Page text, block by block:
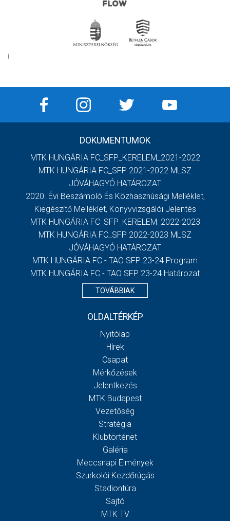
DOKUMENTUMOK
MTK HUNGÁRIA FC_SFP_KERELEM_2021-2022
MTK HUNGÁRIA FC_SFP 2021-2022 MLSZ
JÓVÁHAGYÓ HATÁROZAT
2020. Évi Beszámoló És Közhasznúsági Melléklet,
Kiegészítő Melléklet, Könyvvizsgálói Jelentés
MTK HUNGÁRIA FC_SFP_KERELEM_2022-2023
MTK HUNGÁRIA FC_SFP 2022-2023 MLSZ
JÓVÁHAGYÓ HATÁROZAT
MTK HUNGÁRIA FC - TAO SFP 23-24 Program
MTK HUNGÁRIA FC - TAO SFP 23-24 Határozat
TOVÁBBIAK
OLDALTÉRKÉP
Nyitólap
Hírek
Csapat
Mérkőzések
Jelentkezés
MTK Budapest
Vezetőség
Stratégia
Klubtörténet
Galéria
Meccsnapi Élmények
Szurkolói Kezdőrúgás
Stadiontúra
Sajtó
MTK TV